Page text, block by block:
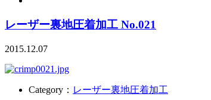
レーザー裏地圧着加工 No.021
2015.12.07
Category： レーザー裏地圧着加工